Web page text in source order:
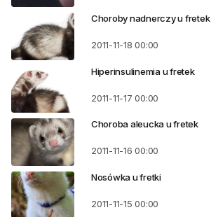
Choroby nadnerczy u fretek
2011-11-1800:00
Hiperinsulinemia u fretek
2011-11-1700:00
Choroba aleucka u fretek
2011-11-1600:00
Nosówka u fretki
2011-11-1500:00